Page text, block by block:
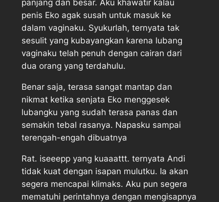
panjang dan besar. Aku khawatir kalau
penis Eko agak susah untuk masuk ke
dalam vaginaku. Syukurlah, ternyata tak
sesulit yang kubayangkan karena lubang
vaginaku telah penuh dengan cairan dari
dua orang yang terdahulu.
Benar saja, terasa sangat mantap dan
nikmat ketika senjata Eko menggesek
lubangku yang sudah terasa panas dan
semakin tebal rasanya. Napasku sampai
terengah-engah dibuatnya
Rat. iseeepp yang kuaaattt. ternyata Andi
tidak kuat dengan isapan mulutku. Ia akan
segera mencapai klimaks. Aku pun segera
mematuhi perintahnya dengan mengisapnya